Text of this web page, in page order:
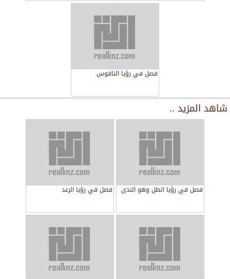
فصل في رؤيا الناقوس
شاهد المزيد ..
فصل في رؤيا الطل وهو الندى فصل في رؤيا الرعد